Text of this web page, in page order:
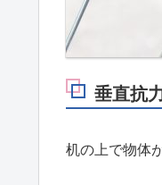
垂直抗
机の上で物体